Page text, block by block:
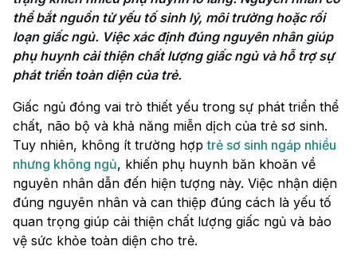
thể bắt nguồn từ yếu tố sinh lý, môi trường hoặc rối
loạn giấc ngủ. Việc xác định đúng nguyên nhân giúp
phụ huynh cải thiện chất lượng giấc ngủ và hỗ trợ sự
phát triển toàn diện của trẻ.
Giấc ngủ đóng vai trò thiết yếu trong sự phát triển thể
chất, não bộ và khả năng miễn dịch của trẻ sơ sinh.
Tuy nhiên, không ít trường hợptrẻ sơ sinh ngáp nhiều
nhưng không ngủ, khiến phụ huynh băn khoăn về
nguyên nhân dẫn đến hiện tượng này. Việc nhận diện
đúng nguyên nhân và can thiệp đúng cách là yếu tố
quan trọng giúp cải thiện chất lượng giấc ngủ và bảo
vệ sức khỏe toàn diện cho trẻ.